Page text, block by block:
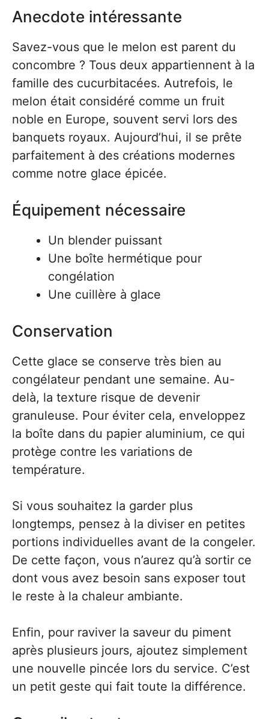
Anecdote intéressante
Savez-vous que le melon est parent du
concombre ? Tous deux appartiennent à la
famille des cucurbitacées. Autrefois, le
melon était considéré comme un fruit
noble en Europe, souvent servi lors des
banquets royaux. Aujourd’hui, il se prête
parfaitement à des créations modernes
comme notre glace épicée.
Équipement nécessaire
Un blender puissant
Une boîte hermétique pour
congélation
Une cuillère à glace
Conservation
Cette glace se conserve très bien au
congélateur pendant une semaine. Au-
delà, la texture risque de devenir
granuleuse. Pour éviter cela, enveloppez
la boîte dans du papier aluminium, ce qui
protège contre les variations de
température.
Si vous souhaitez la garder plus
longtemps, pensez à la diviser en petites
portions individuelles avant de la congeler.
De cette façon, vous n’aurez qu’à sortir ce
dont vous avez besoin sans exposer tout
le reste à la chaleur ambiante.
Enfin, pour raviver la saveur du piment
après plusieurs jours, ajoutez simplement
une nouvelle pincée lors du service. C’est
un petit geste qui fait toute la différence.